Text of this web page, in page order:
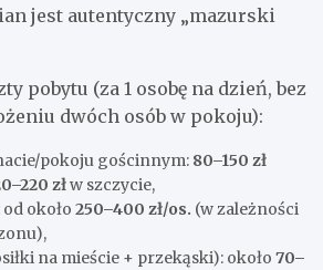
jest autentyczny „mazurski
pobytu (za 1 osobę na dzień, bez
dwóch osób w pokoju):
pokoju gościnnym: 80–150 zł
złw szczycie,
od około 250–400 zł/os. (w zależności
na mieście + przekąski): około 70–